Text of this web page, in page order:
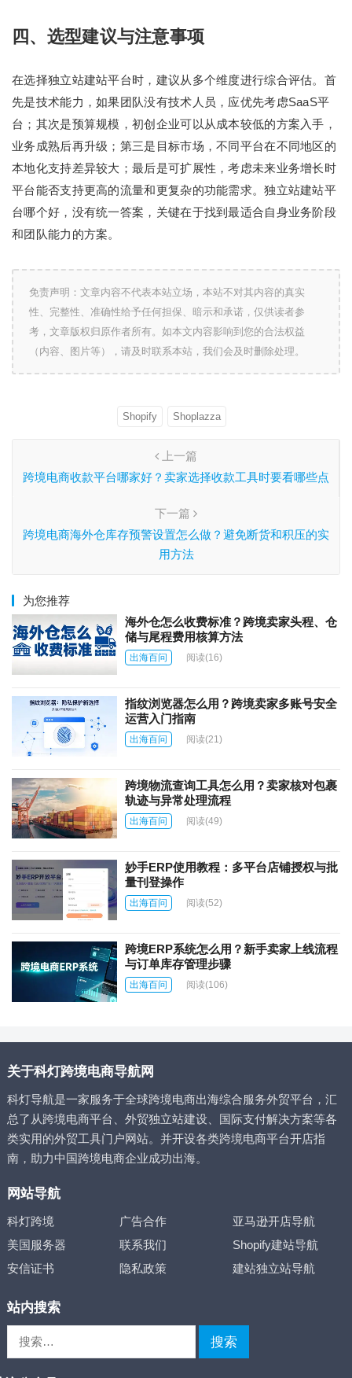
四、选型建议与注意事项
在选择独立站建站平台时，建议从多个维度进行综合评估。首
先是技术能力，如果团队没有技术人员，应优先考虑SaaS平
台；其次是预算规模，初创企业可以从成本较低的方案入手，
业务成熟后再升级；第三是目标市场，不同平台在不同地区的
本地化支持差异较大；最后是可扩展性，考虑未来业务增长时
平台能否支持更高的流量和更复杂的功能需求。独立站建站平
台哪个好，没有统一答案，关键在于找到最适合自身业务阶段
和团队能力的方案。
免责声明：文章内容不代表本站立场，本站不对其内容的真实
性、完整性、准确性给予任何担保、暗示和承诺，仅供读者参
考，文章版权归原作者所有。如本文内容影响到您的合法权益
（内容、图片等），请及时联系本站，我们会及时删除处理。
Shopify Shoplazza
上一篇
跨境电商收款平台哪家好？卖家选择收款工具时要看哪些点
下一篇
跨境电商海外仓库存预警设置怎么做？避免断货和积压的实
用方法
为您推荐
海外仓怎么收费标准？跨境卖家头程、仓
储与尾程费用核算方法
出海百问 阅读(16)
指纹浏览器怎么用？跨境卖家多账号安全
运营入门指南
出海百问 阅读(21)
跨境物流查询工具怎么用？卖家核对包裹
轨迹与异常处理流程
出海百问 阅读(49)
妙手ERP使用教程：多平台店铺授权与批
量刊登操作
出海百问 阅读(52)
跨境ERP系统怎么用？新手卖家上线流程
与订单库存管理步骤
出海百问 阅读(106)
关于科灯跨境电商导航网
科灯导航是一家服务于全球跨境电商出海综合服务外贸平台，汇
总了从跨境电商平台、外贸独立站建设、国际支付解决方案等各
类实用的外贸工具门户网站。并开设各类跨境电商平台开店指
南，助力中国跨境电商企业成功出海。
网站导航
科灯跨境 广告合作
亚马逊开店导航
美国服务器
联系我们
Shopify建站导航
安信证书
隐私政策 建站独立站导航
站内搜索